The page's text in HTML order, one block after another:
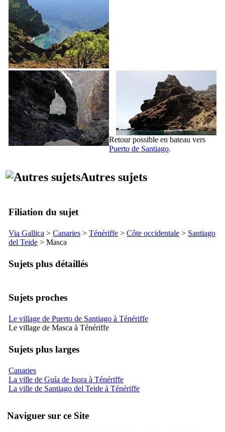
Retour possible en bateau vers
Puerto de Santiago.
Autres sujets
Filiation du sujet
Via Gallica > Canaries > Ténériffe > Côte occidentale > Santiago
del Teide > Masca
Sujets plus détaillés
Sujets proches
Le village de Puerto de Santiago à Ténériffe
Le village de Masca à Ténériffe
Sujets plus larges
Canaries
La ville de Guía de Isora à Ténériffe
La ville de Santiago del Teide à Ténériffe
Naviguer sur ce Site